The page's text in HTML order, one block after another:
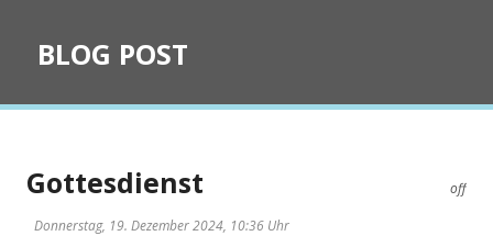
BLOG POST
off
Gottesdienst
Donnerstag, 19. Dezember 2024, 10:36 Uhr